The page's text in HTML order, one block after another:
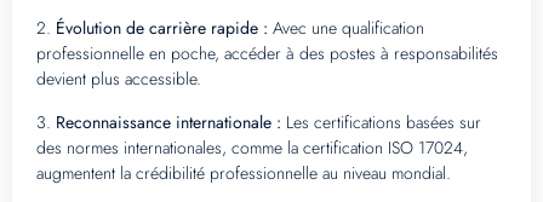
2. Évolution de carrière rapide : Avec une qualification
professionnelle en poche, accéder à des postes à responsabilités
devient plus accessible.
3. Reconnaissance internationale : Les certifications basées sur
des normes internationales, comme la certification ISO 17024,
augmentent la crédibilité professionnelle au niveau mondial.